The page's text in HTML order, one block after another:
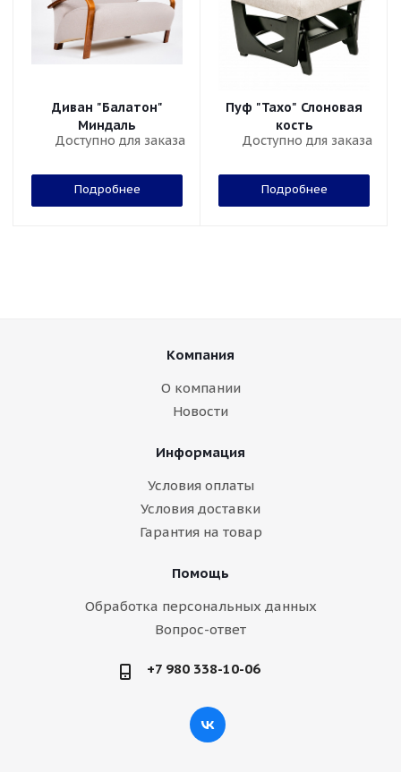
Диван "Балатон"
Миндаль
Доступно для заказа
Подробнее
Пуф "Тахо" Слоновая
кость
Доступно для заказа
Подробнее
Компания
О компании
Новости
Информация
Условия оплаты
Условия доставки
Гарантия на товар
Помощь
Обработка персональных данных
Вопрос-ответ
+7 980 338-10-06